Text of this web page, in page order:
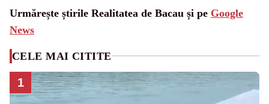
Urmărește știrile Realitatea de Bacau și pe Google
News
CELE MAI CITITE
1